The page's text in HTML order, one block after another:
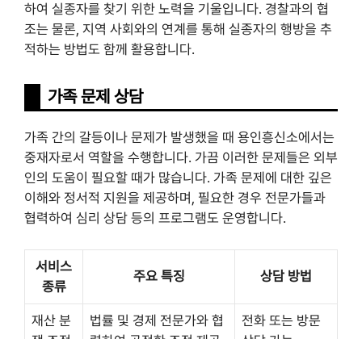
하여 실종자를 찾기 위한 노력을 기울입니다. 경찰과의 협
조는 물론, 지역 사회와의 연계를 통해 실종자의 행방을 추
적하는 방법도 함께 활용합니다.
가족 문제 상담
가족 간의 갈등이나 문제가 발생했을 때 용인흥신소에서는
중재자로서 역할을 수행합니다. 가끔 이러한 문제들은 외부
인의 도움이 필요할 때가 많습니다. 가족 문제에 대한 깊은
이해와 정서적 지원을 제공하며, 필요한 경우 전문가들과
협력하여 심리 상담 등의 프로그램도 운영합니다.
서비스
종류
주요 특징 상담 방법
재산 분
법률 및 경제 전문가와 협
전화 또는 방문